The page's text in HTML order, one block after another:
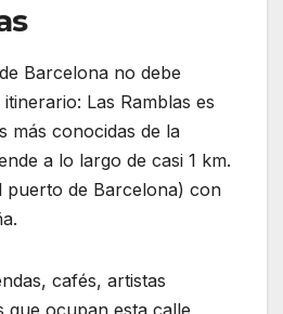
Barcelona no debe
Las Ramblas es
más conocidas de la
a lo largo de casi 1 km.
puerto de Barcelona) con
cafés, artistas